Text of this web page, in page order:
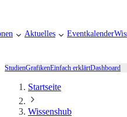
Aktuelles Eventkalender
StudienGrafikenEinfach erklärtDashboard
Startseite
Wissenshub